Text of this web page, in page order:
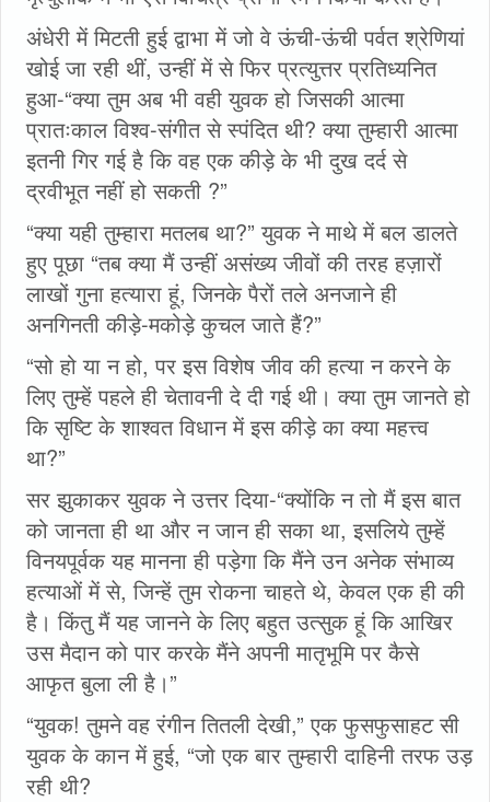
अंधेरी में मिटती हुई द्वाभा में जो वे ऊंची-ऊंची पर्वत श्रेणियां
खोई जा रही थीं, उन्हीं में से फिर प्रत्युत्तर प्रतिध्यनित
हुआ-“क्या तुम अब भी वही युवक हो जिसकी आत्मा
प्रातःकाल विश्व-संगीत से स्पंदित थी? क्या तुम्हारी आत्मा
इतनी गिर गई है कि वह एक कीड़े के भी दुख दर्द से
द्रवीभूत नहीं हो सकती ?”
“क्या यही तुम्हारा मतलब था?” युवक ने माथे में बल डालते
हुए पूछा “तब क्‍या मैं उन्हीं असंख्य जीवों की तरह हज़ारों
लाखों गुना हत्यारा हूं, जिनके पैरों तले अनजाने ही
अनगिनती कीड़े-मकोड़े कुचल जाते हैं?”
“सो हो या न हो, पर इस विशेष जीव की हत्या न करने के
लिए तुम्हें पहले ही चेतावनी दे दी गई थी। क्‍या तुम जानते हो
कि सृष्टि के शाश्वत विधान में इस कीड़े का क्‍या महत्त्व
था?”
सर झुकाकर युवक ने उत्तर दिया-“क्योंकि न तो मैं इस बात
को जानता ही था और न जान ही सका था, इसलिये तुम्हें
विनयपूर्वक यह मानना ही पड़ेगा कि मैंने उन अनेक संभाव्य
हत्याओं में से, जिन्हें तुम रोकना चाहते थे, केवल एक ही की
है। किंतु मैं यह जानने के लिए बहुत उत्सुक हूं कि आखिर
उस मैदान को पार करके मैंने अपनी मातृभूमि पर कैसे
आफृत बुला ली है।”
“युवक! तुमने वह रंगीन तितली देखी,” एक फुसफुसाहट सी
युवक के कान में हुई, “जो एक बार तुम्हारी दाहिनी तरफ उड़
रही थी?